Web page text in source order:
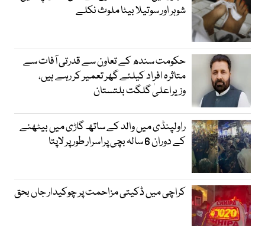
شوہر اور سوتیلا بیٹا ملوث نکلے
حکومت سندھ کے تعاون سے قدرتی آفات سے
متاثرہ افراد کیلئے گھر تعمیر کر رہے ہیں،
وزیراعلیٰ گلگت بلتستان
راولپنڈی میں والد کے ساتھ گاڑی میں بیٹھنے
کے دوران 6 سالہ بچی پراسرار طور پر لاپتا
کراچی میں ڈکیتی مزاحمت پر چوکیدار جاں بحق